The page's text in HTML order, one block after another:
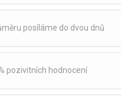
posíláme do dvou dnů
pozivitních hodnocení